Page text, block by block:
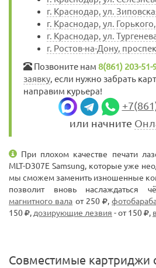
г. Краснодар, ул.
г. Краснодар, ул.
г. Краснодар, ул.
г. Ростов-на-Дону,
Позвоните нам 8(861) 203-51-
заявку, если нужно забрать
направим курьера!
или начните
При плохом качестве печати
MLT-D307E Samsung, которые уже
мы сможем заменить изношенные
позволит вновь наслаждаться
магнитного вала от 250 ,
150
,дозирующие лезвия - от 150 ,
Совместимые картриджи